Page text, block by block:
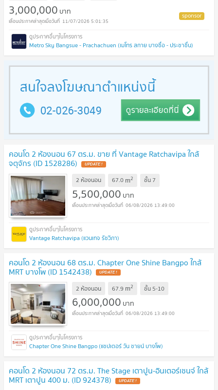
3,000,000 บาท
11/07/2026 5:01:35
Metro Sky Bangsue - Prachachuen (เมโทร สกาย บางซื่อ - ประชาชื่น)
คอนโด 2 ห้องนอน 67 ตร.ม. ขาย ที่ Vantage Ratchavipa ใกล้
จตุจักร (ID 1528286)
2 ห้องนอน 67.0 m2 ชั้น 7
5,500,000 บาท
06/08/2026 13:49:00
Vantage Ratchavipa (แวนเทจ รัชวิภา)
คอนโด 2 ห้องนอน 68 ตร.ม. Chapter One Shine Bangpo ใกล้
MRT บางโพ (ID 1542438)
2 ห้องนอน 67.9 m2 ชั้น 5-10
6,000,000 บาท
06/08/2026 13:49:00
Chapter One Shine Bangpo (แชปเตอร์ วัน ชายน์ บางโพ)
คอนโด 2 ห้องนอน 72 ตร.ม. The Stage เตาปูน-อินเตอร์เชนจ์ ใกล้
MRT เตาปูน 400 ม. (ID 924378)